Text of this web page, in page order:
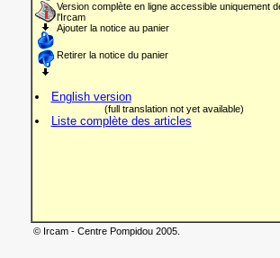
Version complète en ligne accessible uniquement
l'Ircam
Ajouter la notice au panier
Retirer la notice du panier
English version
(full translation not yet available)
Liste complète des articles
© Ircam - Centre Pompidou 2005.